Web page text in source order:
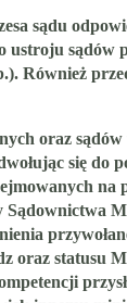
sądu
sądów
Również
oraz sądów
się do
Sądownictwa
oraz statusu